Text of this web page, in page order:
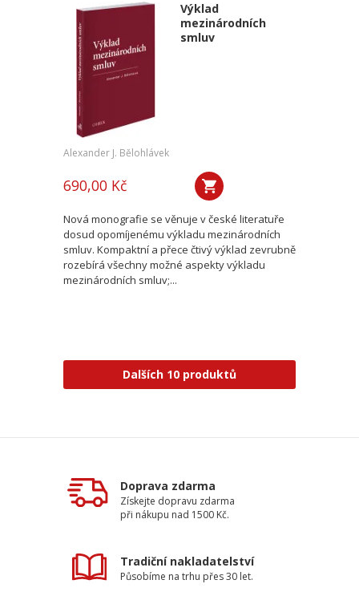
Výklad
mezinárodních
smluv
Alexander J. Bělohlávek
690,00 Kč
Nová monografie se věnuje v české literatuře
dosud opomíjenému výkladu mezinárodních
smluv. Kompaktní a přece čtivý výklad zevrubně
rozebírá všechny možné aspekty výkladu
mezinárodních smluv;...
Dalších 10 produktů
Doprava zdarma
Získejte dopravu zdarma
při nákupu nad 1500 Kč.
Tradiční nakladatelství
Působíme na trhu přes 30 let.